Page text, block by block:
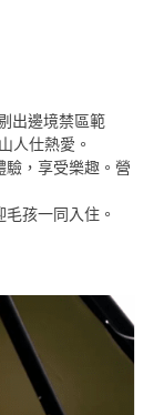
出邊境禁區範
人仕熱愛。
，享受樂趣。營
孩一同入住。